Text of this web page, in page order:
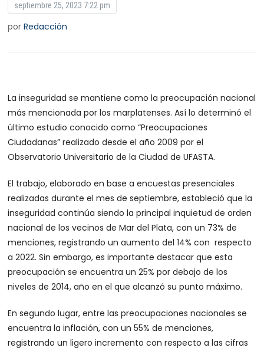
septiembre 25, 2023 7:22 pm
porRedacción
La inseguridad se mantiene como la preocupación nacional
más mencionada por los marplatenses. Así lo determinó el
último estudio conocido como “Preocupaciones
Ciudadanas” realizado desde el año 2009 por el
Observatorio Universitario de la Ciudad de UFASTA.
El trabajo, elaborado en base a encuestas presenciales
realizadas durante el mes de septiembre, estableció que la
inseguridad continúa siendo la principal inquietud de orden
nacional de los vecinos de Mar del Plata, con un 73% de
menciones, registrando un aumento del 14% con respecto
a 2022. Sin embargo, es importante destacar que esta
preocupación se encuentra un 25% por debajo de los
niveles de 2014, año en el que alcanzó su punto máximo.
En segundo lugar, entre las preocupaciones nacionales se
encuentra la inflación, con un 55% de menciones,
registrando un ligero incremento con respecto a las cifras